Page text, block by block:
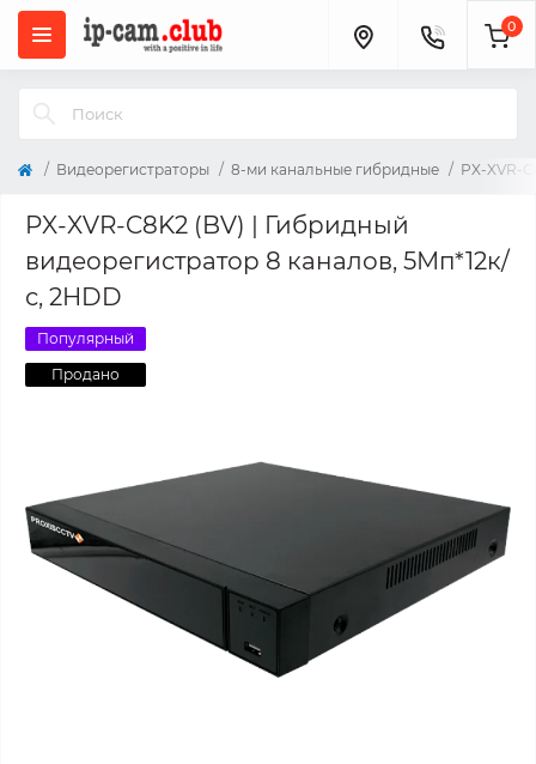
0
Видеорегистраторы 8-ми канальные гибридные PX-XVR-
PX-XVR-C8K2 (BV) | Гибридный
видеорегистратор 8 каналов, 5Мп*12к/
с, 2HDD
Популярный
Продано